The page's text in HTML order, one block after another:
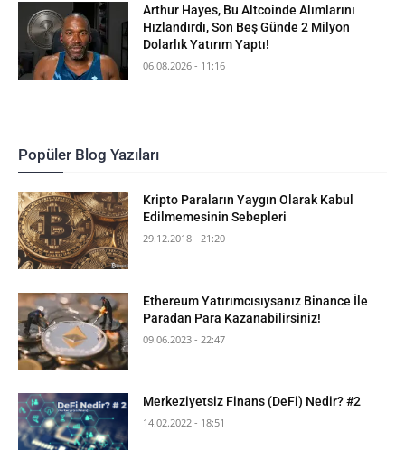
Arthur Hayes, Bu Altcoinde Alımlarını
Hızlandırdı, Son Beş Günde 2 Milyon
Dolarlık Yatırım Yaptı!
06.08.2026 - 11:16
Popüler Blog Yazıları
Kripto Paraların Yaygın Olarak Kabul
Edilmemesinin Sebepleri
29.12.2018 - 21:20
Ethereum Yatırımcısıysanız Binance İle
Paradan Para Kazanabilirsiniz!
09.06.2023 - 22:47
Merkeziyetsiz Finans (DeFi) Nedir? #2
14.02.2022 - 18:51